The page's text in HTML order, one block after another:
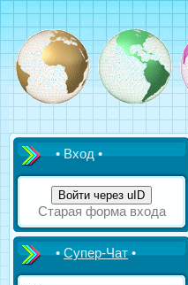
• Вход •
Войти через uID
Старая форма входа
•Супер-Чат•